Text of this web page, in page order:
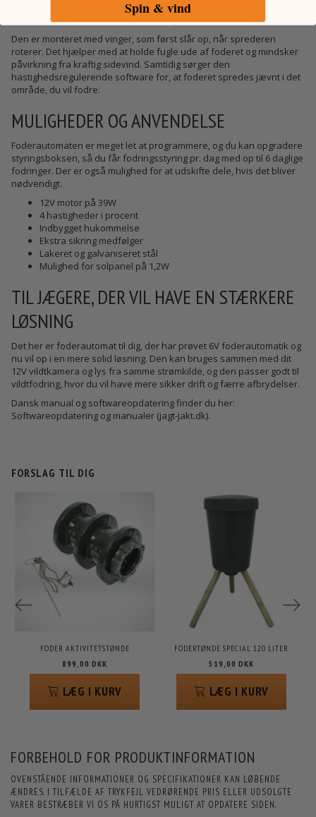
løsning, der er bedre beskyttet mod rust. Det er en vigtig forskel,
hvis automaten skal stå ude over længere tid.
Den er monteret med vinger, som først slår op, når sprederen
roterer. Det hjælper med at holde fugle ude af foderet og mindsker
påvirkning fra kraftig sidevind. Samtidig sørger den
hastighedsregulerende software for, at foderet spredes jævnt i det
område, du vil fodre.
MULIGHEDER OG ANVENDELSE
Foderautomaten er meget let at programmere, og du kan opgradere
styringsboksen, så du får fodringsstyring pr. dag med op til 6 daglige
fodringer. Der er også mulighed for at udskifte dele, hvis det bliver
nødvendigt.
12V motor på 39W
4 hastigheder i procent
Indbygget hukommelse
Ekstra sikring medfølger
Lakeret og galvaniseret stål
Mulighed for solpanel på 1,2W
TIL JÆGERE, DER VIL HAVE EN STÆRKERE
LØSNING
Det her er foderautomat til dig, der har prøvet 6V foderautomatik og
nu vil op i en mere solid løsning. Den kan bruges sammen med dit
12V vildtkamera og lys fra samme strømkilde, og den passer godt til
vildtfodring, hvor du vil have mere sikker drift og færre afbrydelser.
Dansk manual og softwareopdatering finder du her:
Softwareopdatering og manualer (jagt-jakt.dk).
FORSLAG TIL DIG
FODER AKTIVITETSTØNDE
899,00 DKK
LÆG I KURV
FODERTØNDE SPECIAL 120 LITER
519,00 DKK
LÆG I KURV
FORBEHOLD FOR PRODUKTINFORMATION
OVENSTÅENDE INFORMATIONER OG SPECIFIKATIONER KAN LØBENDE
ÆNDRES. I TILFÆLDE AF TRYKFEJL VEDRØRENDE PRIS ELLER UDSOLGTE
VARER BESTRÆBER VI OS PÅ HURTIGST MULIGT AT OPDATERE SIDEN.
Spin & vind